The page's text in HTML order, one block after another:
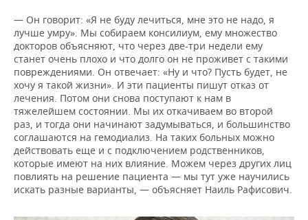
— Он говорит: «Я не буду лечиться, мне это не надо, я
лучше умру». Мы собираем консилиум, ему множество
докторов объясняют, что через две-три недели ему
станет очень плохо и что долго он не проживет с такими
повреждениями. Он отвечает: «Ну и что? Пусть будет, не
хочу я такой жизни». И эти пациенты пишут отказ от
лечения. Потом они снова поступают к нам в
тяжелейшем состоянии. Мы их откачиваем во второй
раз, и тогда они начинают задумываться, и большинство
соглашаются на гемодиализ. На таких больных можно
действовать еще и с подключением родственников,
которые имеют на них влияние. Можем через других лиц
повлиять на решение пациента — мы тут уже научились
искать разные варианты, — объясняет Наиль Рафисович.